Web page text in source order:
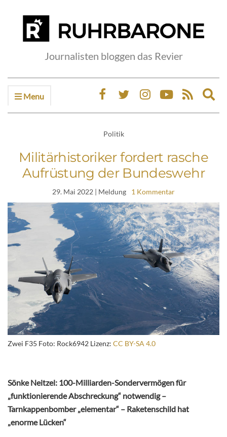
Journalisten bloggen das Revier
Menu
Politik
Militärhistoriker fordert rasche
Aufrüstung der Bundeswehr
29. Mai 2022 | Meldung 1 Kommentar
Zwei F35 Foto: Rock6942 Lizenz: CC BY-SA 4.0
Sönke Neitzel: 100-Milliarden-Sondervermögen für
„funktionierende Abschreckung“ notwendig –
Tarnkappenbomber „elementar“ – Raketenschild hat
„enorme Lücken“